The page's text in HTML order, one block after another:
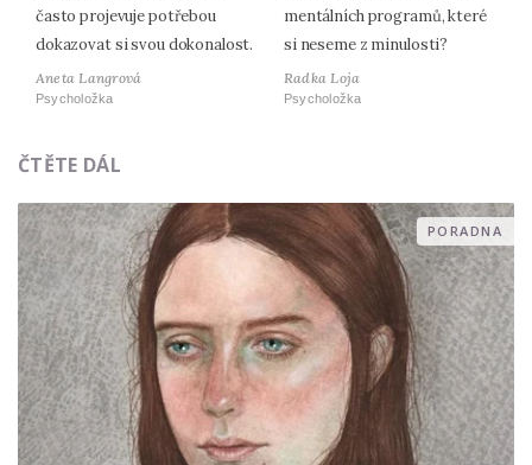
často projevuje potřebou
dokazovat si svou dokonalost.
Aneta Langrová
Psycholožka
mentálních programů, které
si neseme z minulosti?
Radka Loja
Psycholožka
ČTĚTE DÁL
PORADNA